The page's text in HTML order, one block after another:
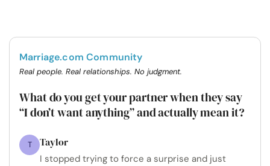
Marriage.com Community
Real people. Real relationships. No judgment.
What do you get your partner when they say
“I don’t want anything” and actually mean it?
T Taylor
I stopped trying to force a surprise and just